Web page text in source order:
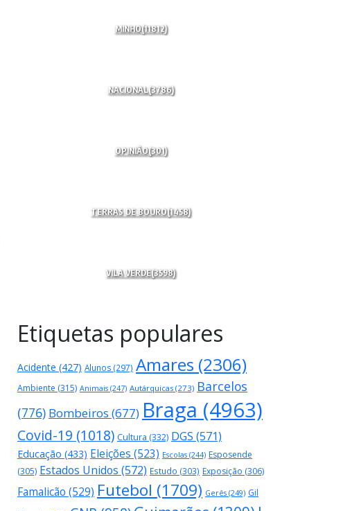
MINHO(11812)
NACIONAL(3786)
OPINIÃO(301)
TERRAS DE BOURO(1458)
VILA VERDE(3598)
Etiquetas populares
Acidente (427) Alunos (297) Amares (2306)
Ambiente (315) Animais (247) Autárquicas (273) Barcelos
(776) Bombeiros (677) Braga (4963)
Covid-19 (1018) Cultura (332) DGS (571)
Educação (433) Eleições (523) Escolas (244) Esposende
(305) Estados Unidos (572) Estudo (303) Exposição (306)
Famalicão (529) Futebol (1709) Gerês (249) Gil